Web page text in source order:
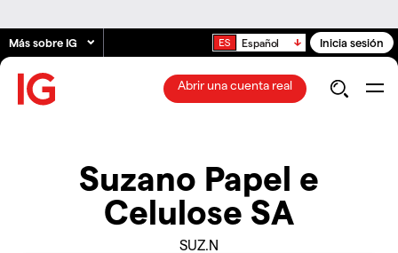
Más sobre IG Español Inicia sesión
Abrir una cuenta real
Suzano Papel e
Celulose SA
SUZ.N